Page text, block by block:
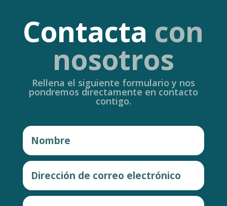
Contacta con
nosotros
Rellena el siguiente formulario y nos
pondremos directamente en contacto
contigo.